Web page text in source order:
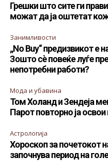
Грешки што сите ги
можат да ја оштетат
Занимливости
„No Buy“ предизвикот е
Зошто сè повеќе луѓе
непотребни работи?
Мода и убавина
Том Холанд и Зендеја
Парот повторно ја
Астрологија
Хороскоп за почетокот
започнува период на